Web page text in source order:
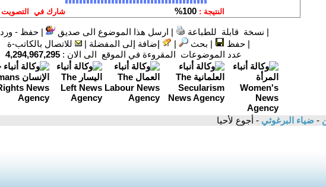
| نسخة قابلة للطباعة | ارسل هذا الموضوع الى صديق |حفظ - ورد
|حفظ | بحث | إضافة إلى المفضلة |
للاتصال بالكاتب-ة
عدد الموضوعات المقروءة في الموقع الى الان : 4,294,967,295
- ضياء البرغوثي - أجوع لأحيا